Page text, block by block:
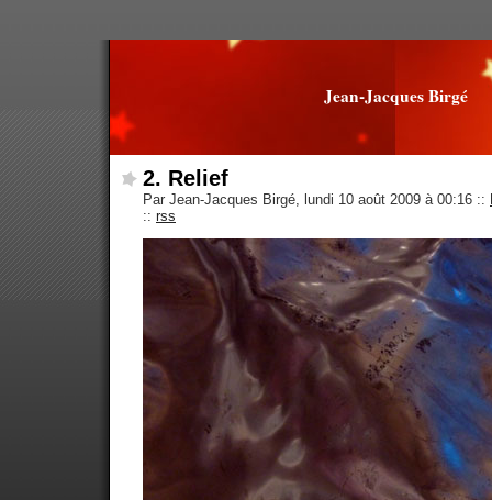
Jean-Jacques Birgé
2. Relief
Par Jean-Jacques Birgé, lundi 10 août 2009 à 00:16 ::
:: rss